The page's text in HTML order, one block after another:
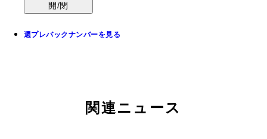
開/閉
週プレバックナンバーを見る
関連ニュース